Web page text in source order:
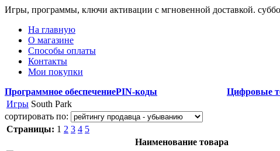
Игры, программы, ключи активации с мгновенной доставкой.
На главную
О магазине
Способы оплаты
Контакты
Мои покупки
Программное обеспечениеPIN-коды Цифровые
Игры South Park
сортировать по:
Страницы: 1 2 3 4 5
Наименование товара